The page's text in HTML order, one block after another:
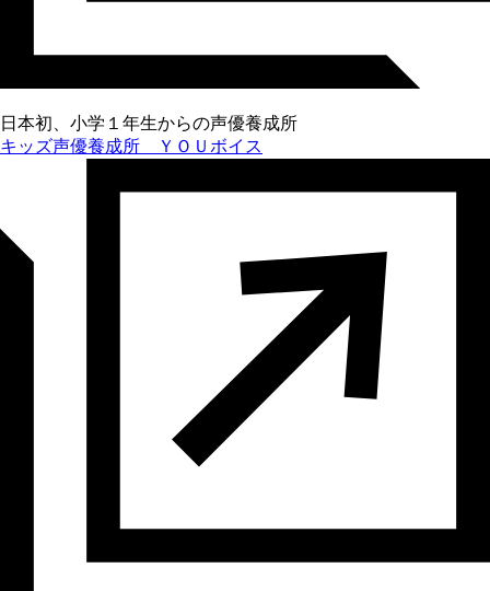
日本初、小学１年生からの声優養成所
キッズ声優養成所 ＹＯＵボイス